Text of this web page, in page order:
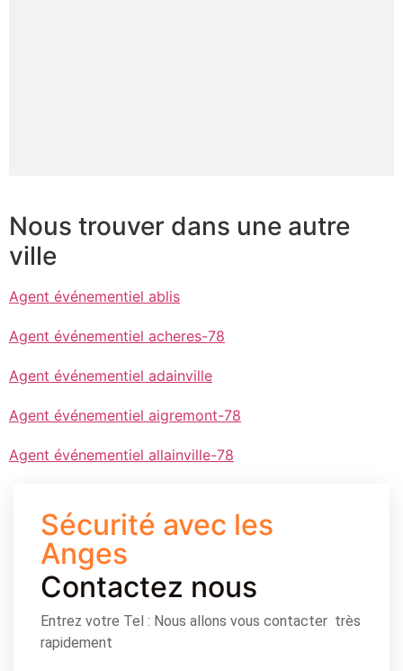
Nous trouver dans une autre
ville
Agent événementiel ablis
Agent événementiel acheres-78
Agent événementiel adainville
Agent événementiel aigremont-78
Agent événementiel allainville-78
Sécurité avec les
Anges
Contactez nous
Entrez votre Tel : Nous allons vous contacter très
rapidement